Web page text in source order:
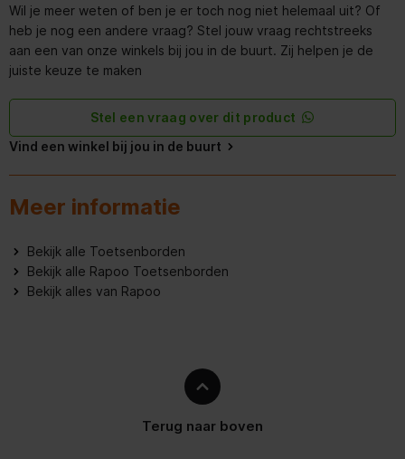
Wil je meer weten of ben je er toch nog niet helemaal uit? Of
heb je nog een andere vraag? Stel jouw vraag rechtstreeks
aan een van onze winkels bij jou in de buurt. Zij helpen je de
juiste keuze te maken
Stel een vraag over dit product
Vind een winkel bij jou in de buurt
Meer informatie
Bekijk alle Toetsenborden
Bekijk alle Rapoo Toetsenborden
Bekijk alles van Rapoo
Terug naar boven